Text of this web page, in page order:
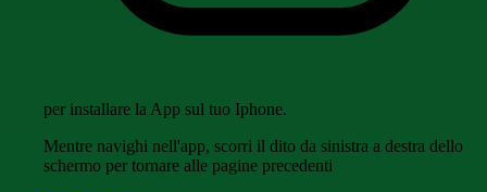
per installare la App sul tuo Iphone.
Mentre navighi nell'app, scorri il dito da sinistra a destra dello
schermo per tornare alle pagine precedenti